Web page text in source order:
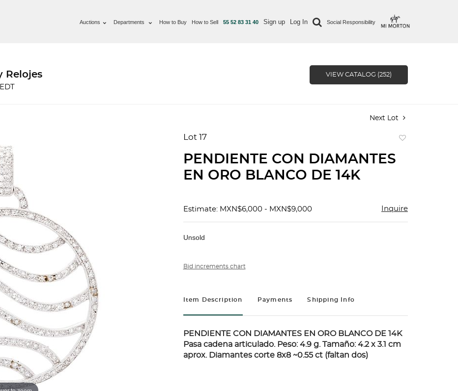
Auctions Departments How to Buy How to Sell 55 52 83 31 40 Sign up Log In Social Responsibility
Relojes VIEW CATALOG (252)
Next Lot
Lot 17
favorite
PENDIENTE CON DIAMANTES
EN ORO BLANCO DE 14K
Estimate: MXN$6,000 - MXN$9,000 Inquire
Unsold
Bid increments chart
Item Description Payments Shipping Info
PENDIENTE CON DIAMANTES EN ORO BLANCO DE 14K
Pasa cadena articulado. Peso: 4.9 g. Tamaño: 4.2 x 3.1 cm
aprox. Diamantes corte 8x8 ~0.55 ct (faltan dos)